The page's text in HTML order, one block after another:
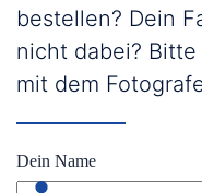
bestellen? Dein
nicht dabei?
mit dem
Dein Name